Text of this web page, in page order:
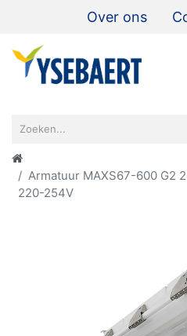
Over ons
Armatuur MAXS67-600 G2
220-254V